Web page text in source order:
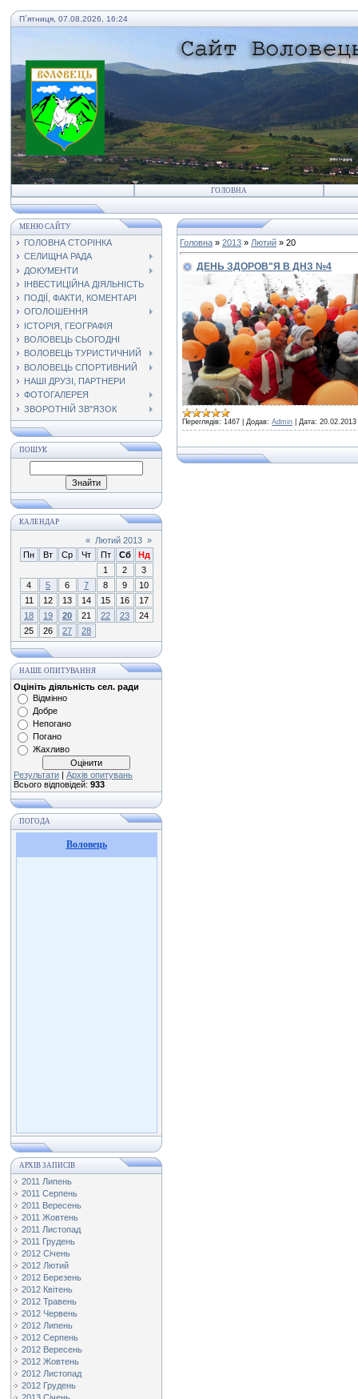
П`ятниця, 07.08.2026, 16:24
ГОЛОВНА
МЕНЮ САЙТУ
ГОЛОВНА СТОРІНКА
СЕЛИЩНА РАДА
ДОКУМЕНТИ
ІНВЕСТИЦІЙНА ДІЯЛЬНІСТЬ
ПОДІЇ, ФАКТИ, КОМЕНТАРІ
ОГОЛОШЕННЯ
ІСТОРІЯ, ГЕОГРАФІЯ
ВОЛОВЕЦЬ СЬОГОДНІ
ВОЛОВЕЦЬ ТУРИСТИЧНИЙ
ВОЛОВЕЦЬ СПОРТИВНИЙ
НАШІ ДРУЗІ, ПАРТНЕРИ
ФОТОГАЛЕРЕЯ
ЗВОРОТНІЙ ЗВ"ЯЗОК
ПОШУК
КАЛЕНДАР
« Лютий 2013 »
Пн
Вт Ср Чт Пт Сб
Нд
1
2
3
4
5 6 7 8 9
10
11
12 13 14 15 16
17
18
19 20 21 22 23
24
25
26 27 28
НАШЕ ОПИТУВАННЯ
Оцініть діяльність сел. ради
Відмінно
Добре
Непогано
Погано
Жахливо
Результати | Архів опитувань
Всього відповідей: 933
ПОГОДА
Воловець
АРХІВ ЗАПИСІВ
2011 Липень
2011 Серпень
2011 Вересень
2011 Жовтень
2011 Листопад
2011 Грудень
2012 Січень
2012 Лютий
2012 Березень
2012 Квітень
2012 Травень
2012 Червень
2012 Липень
2012 Серпень
2012 Вересень
2012 Жовтень
2012 Листопад
2012 Грудень
Головна » 2013 » Лютий » 20
ДЕНЬ ЗДОРОВ"Я В ДНЗ №4
Переглядів: 1467 Додав: Admin Дата: 20.02.2013